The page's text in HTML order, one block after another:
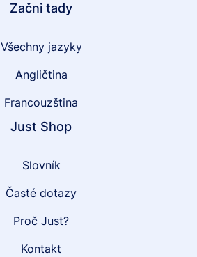
Začni tady
Všechny jazyky
Angličtina
Francouzština
Just Shop
Slovník
Časté dotazy
Proč Just?
Kontakt